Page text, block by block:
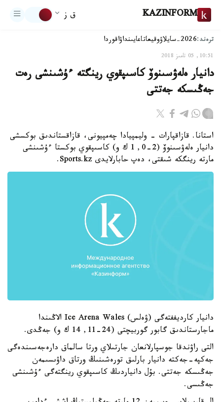
KAZINFORM ق ز
ترەند:2026-سايلاۋ وقيعاتاعايىنداۋاقوردا
10:51, 05 تامىز 2018
دانيار ەلەۋسىنوۆ كاسىپقوي رينگتە ءۇشىنشى رەت
جەڭىسكە جەتتى
استانا. قازاقپارات - وليمپيادا چەمپيونى، قازاقستاندىق بوكسشى
دانيار ەلەۋسىنوۆ (2-0, 1 ك و) كاسىپقوي بوكستا ءۇشىنشى
مارتە رينگكە شىقتى، دەپ حابارلايدى Sports.kz.
دانيار كارديففتەگى (ۋەلس) Ice Arena Wales الاڭىندا
ماجارستاندىق گابور گوربيچتى (24-11, 14 ك و) جەڭدى.
التى راۋندقا جوسپارلانعان جارتىلاي ورتا سالماق دارەجەسىندەگى
جەكپە-جەكتە دانيار بارلىق تورەشىنىڭ ورتاق داۋىسىمەن
جەڭىسكە جەتتى. بۇل دانياردىڭ كاسىپقوي رينگتەگى ءۇشىنشى
جەڭىسى.